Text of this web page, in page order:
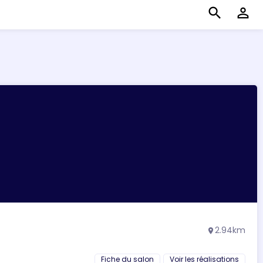
search perm_identity
location_on 2.94km
Fiche du salon Voir les réalisations